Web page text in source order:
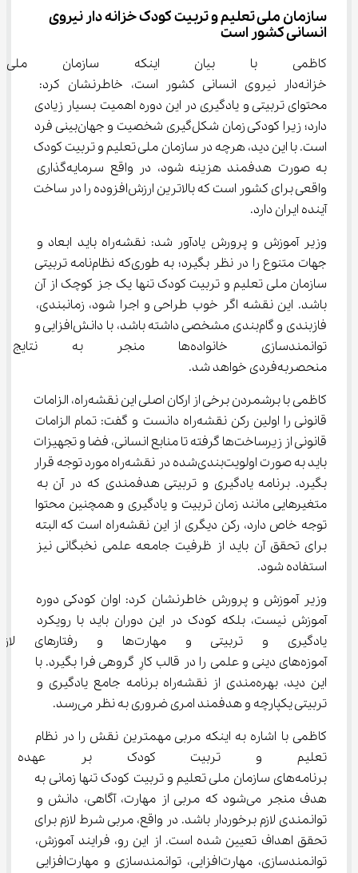
سازمان ملی تعلیم و تربیت کودک خزانه دار نیروی
انسانی کشور است
کاظمی با بیان اینکه سازمان
خزانه‌دار نیروی انسانی کشور است، خاطرنشان کرد:
محتوای تربیتی و یادگیری در این دوره اهمیت بسیار زیادی
دارد؛ زیرا کودکی زمان شکل‌گیری شخصیت و جهان‌بینی فرد
است. با این دید، هرچه در سازمان ملی تعلیم و تربیت کودک
به صورت هدفمند هزینه شود، در واقع سرمایه‌گذاری
واقعی برای کشور است که بالاترین ارزش‌افزوده را در ساخت
آینده ایران دارد.
وزیر آموزش و پرورش یادآور شد: نقشه‌راه باید ابعاد و
جهات متنوع را در نظر بگیرد؛ به طوری‌که نظام‌نامه تربیتی
سازمان ملی تعلیم و تربیت کودک تنها یک جز کوچک از آن
باشد. این نقشه اگر خوب طراحی و اجرا شود، زمانبندی،
فازبندی و گام‌بندی مشخصی داشته باشد، با دانش‌افزایی و
توانمندسازی خانواده‌ها منجر
منحصربه‌فردی خواهد شد.
کاظمی با برشمردن برخی از ارکان اصلی این نقشه‌راه، الزامات
قانونی را اولین رکن نقشه‌راه دانست و گفت: تمام الزامات
قانونی از زیرساخت‌ها گرفته تا منابع انسانی، فضا و تجهیزات
باید به صورت اولویت‌بندی‌شده در نقشه‌راه مورد توجه قرار
بگیرد. برنامه یادگیری و تربیتی هدفمندی که در آن به
متغیرهایی مانند زمان تربیت و یادگیری و همچنین محتوا
توجه خاص دارد، رکن دیگری از این نقشه‌راه است که البته
برای تحقق آن باید از ظرفیت جامعه علمی نخبگانی نیز
استفاده شود.
وزیر آموزش و پرورش خاطرنشان کرد: اوان کودکی دوره
آموزش نیست، بلکه کودک در این دوران باید با رویکرد
یادگیری و تربیتی و مهارت‌ها و
آموزه‌های دینی و علمی را در قالب کارِ گروهی فرا بگیرد. با
این دید، بهره‌مندی از نقشه‌راه برنامه جامع یادگیری و
تربیتی یکپارچه و هدفمند امری ضروری به نظر می‌رسد.
کاظمی با اشاره به اینکه مربی مهمترین نقش را در نظام
تعلیم و تربیت کودک بر عهده
برنامه‌های سازمان ملی تعلیم و تربیت کودک تنها زمانی به
هدف منجر می‌شود که مربی از مهارت، آگاهی، دانش و
توانمندی لازم برخوردار باشد. در واقع، مربی شرط لازم برای
تحقق اهداف تعیین شده است. از این رو، فرایند آموزش،
توانمندسازی، مهارت‌افزایی، توانمندسازی و مهارت‌افزایی